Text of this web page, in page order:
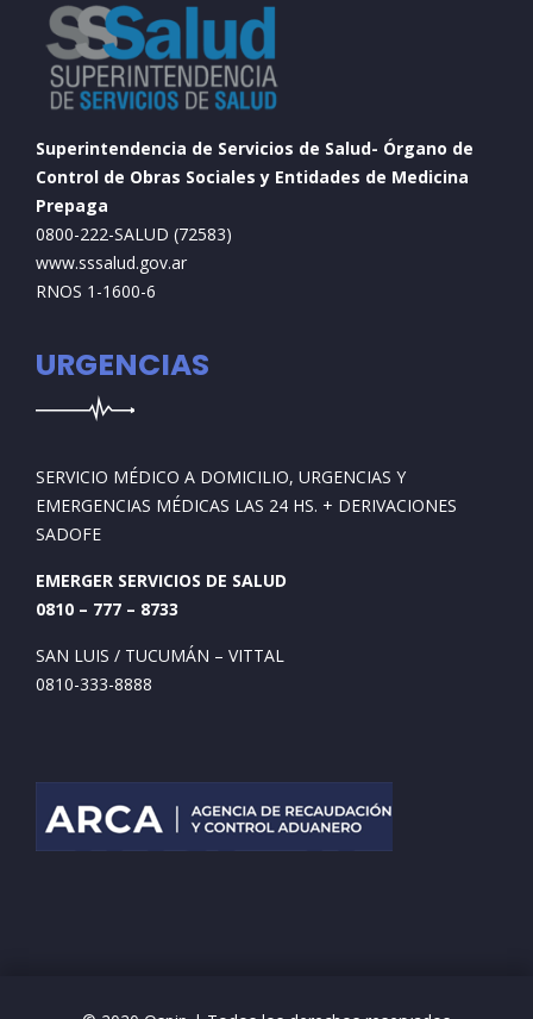
Superintendencia de Servicios de Salud- Órgano de
Control de Obras Sociales y Entidades de Medicina
Prepaga
0800-222-SALUD (72583)
www.sssalud.gov.ar
RNOS 1-1600-6
URGENCIAS
SERVICIO MÉDICO A DOMICILIO, URGENCIAS Y
EMERGENCIAS MÉDICAS LAS 24 HS. + DERIVACIONES
SADOFE
EMERGER SERVICIOS DE SALUD
0810 – 777 – 8733
SAN LUIS / TUCUMÁN – VITTAL
0810-333-8888